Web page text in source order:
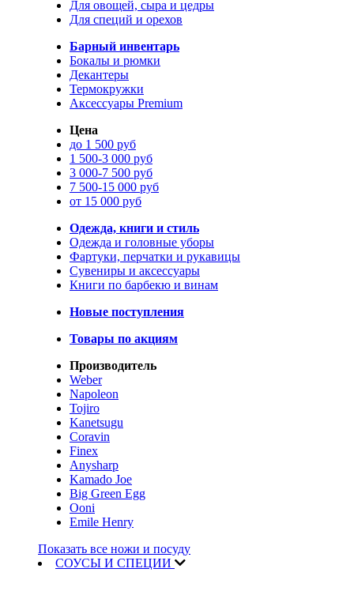
Для овощей, сыра и цедры
Для специй и орехов
Барный инвентарь
Бокалы и рюмки
Декантеры
Термокружки
Аксессуары Premium
Цена
до 1 500 руб
1 500-3 000 руб
3 000-7 500 руб
7 500-15 000 руб
от 15 000 руб
Одежда, книги и стиль
Одежда и головные уборы
Фартуки, перчатки и рукавицы
Сувениры и аксессуары
Книги по барбекю и винам
Новые поступления
Товары по акциям
Производитель
Weber
Napoleon
Tojiro
Kanetsugu
Coravin
Finex
Anysharp
Kamado Joe
Big Green Egg
Ooni
Emile Henry
Показать все ножи и посуду
СОУСЫ И СПЕЦИИ